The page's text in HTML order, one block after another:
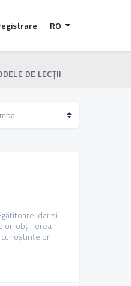
RO
DE LECȚII
dar și
obținerea